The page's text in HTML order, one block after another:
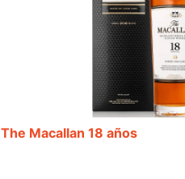
The Macallan 18 años